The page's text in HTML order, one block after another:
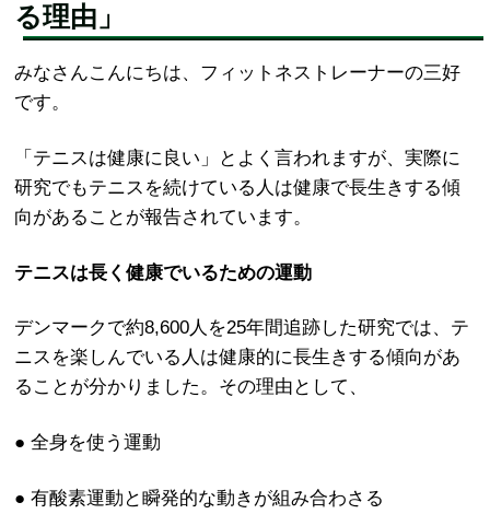
る理由」
みなさんこんにちは、フィットネストレーナーの三好
です。
「テニスは健康に良い」とよく言われますが、実際に
研究でもテニスを続けている人は健康で長生きする傾
向があることが報告されています。
テニスは長く健康でいるための運動
デンマークで約8,600人を25年間追跡した研究では、テ
ニスを楽しんでいる人は健康的に長生きする傾向があ
ることが分かりました。その理由として、
● 全身を使う運動
● 有酸素運動と瞬発的な動きが組み合わさる